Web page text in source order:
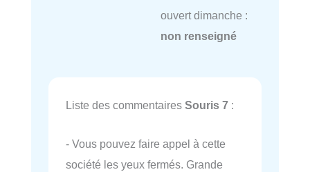
ouvert dimanche :
non renseigné
Liste des commentaires Souris 7 :
- Vous pouvez faire appel à cette
société les yeux fermés. Grande